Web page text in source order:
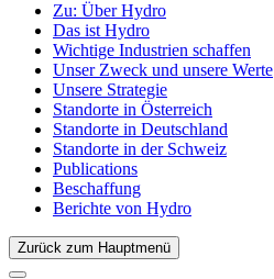
Zu: Über Hydro
Das ist Hydro
Wichtige Industrien schaffen
Unser Zweck und unsere Werte
Unsere Strategie
Standorte in Österreich
Standorte in Deutschland
Standorte in der Schweiz
Publications
Beschaffung
Berichte von Hydro
Zurück zum Hauptmenü